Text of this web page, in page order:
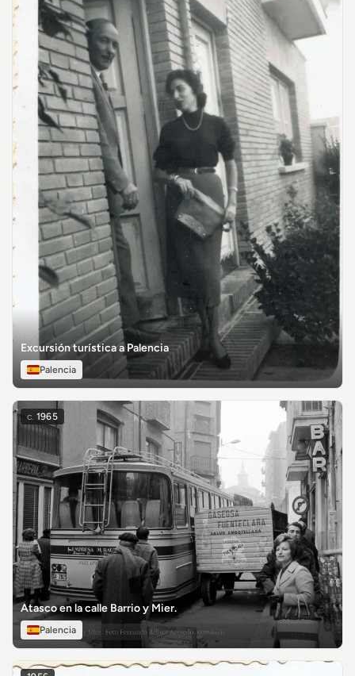
Excursión turística a Palencia
Palencia
c. 1965
Atasco en la calle Barrio y Mier.
Palencia